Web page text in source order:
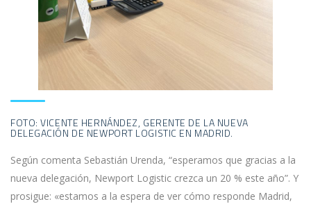
FOTO: VICENTE HERNÁNDEZ, GERENTE DE LA NUEVA
DELEGACIÓN DE NEWPORT LOGISTIC EN MADRID.
Según comenta Sebastián Urenda, “esperamos que gracias a la
nueva delegación, Newport Logistic crezca un 20 % este año”. Y
prosigue: «estamos a la espera de ver cómo responde Madrid,